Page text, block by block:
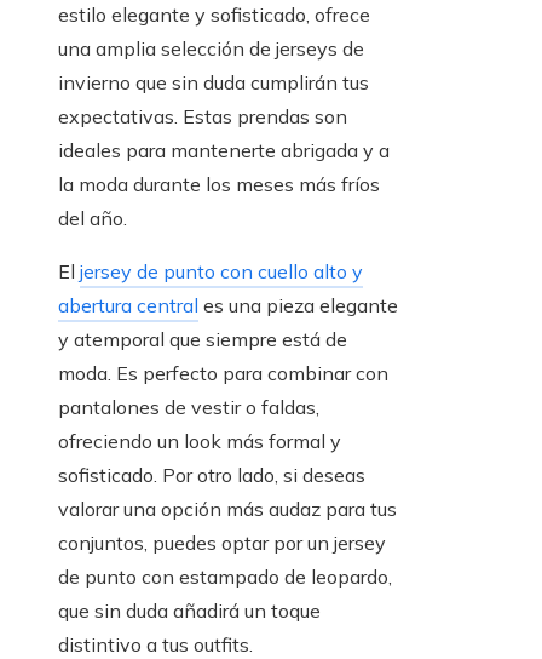
estilo elegante y sofisticado, ofrece
una amplia selección de jerseys de
invierno que sin duda cumplirán tus
expectativas. Estas prendas son
ideales para mantenerte abrigada y a
la moda durante los meses más fríos
del año.
El jersey de punto con cuello alto y
abertura central es una pieza elegante
y atemporal que siempre está de
moda. Es perfecto para combinar con
pantalones de vestir o faldas,
ofreciendo un look más formal y
sofisticado. Por otro lado, si deseas
valorar una opción más audaz para tus
conjuntos, puedes optar por un jersey
de punto con estampado de leopardo,
que sin duda añadirá un toque
distintivo a tus outfits.